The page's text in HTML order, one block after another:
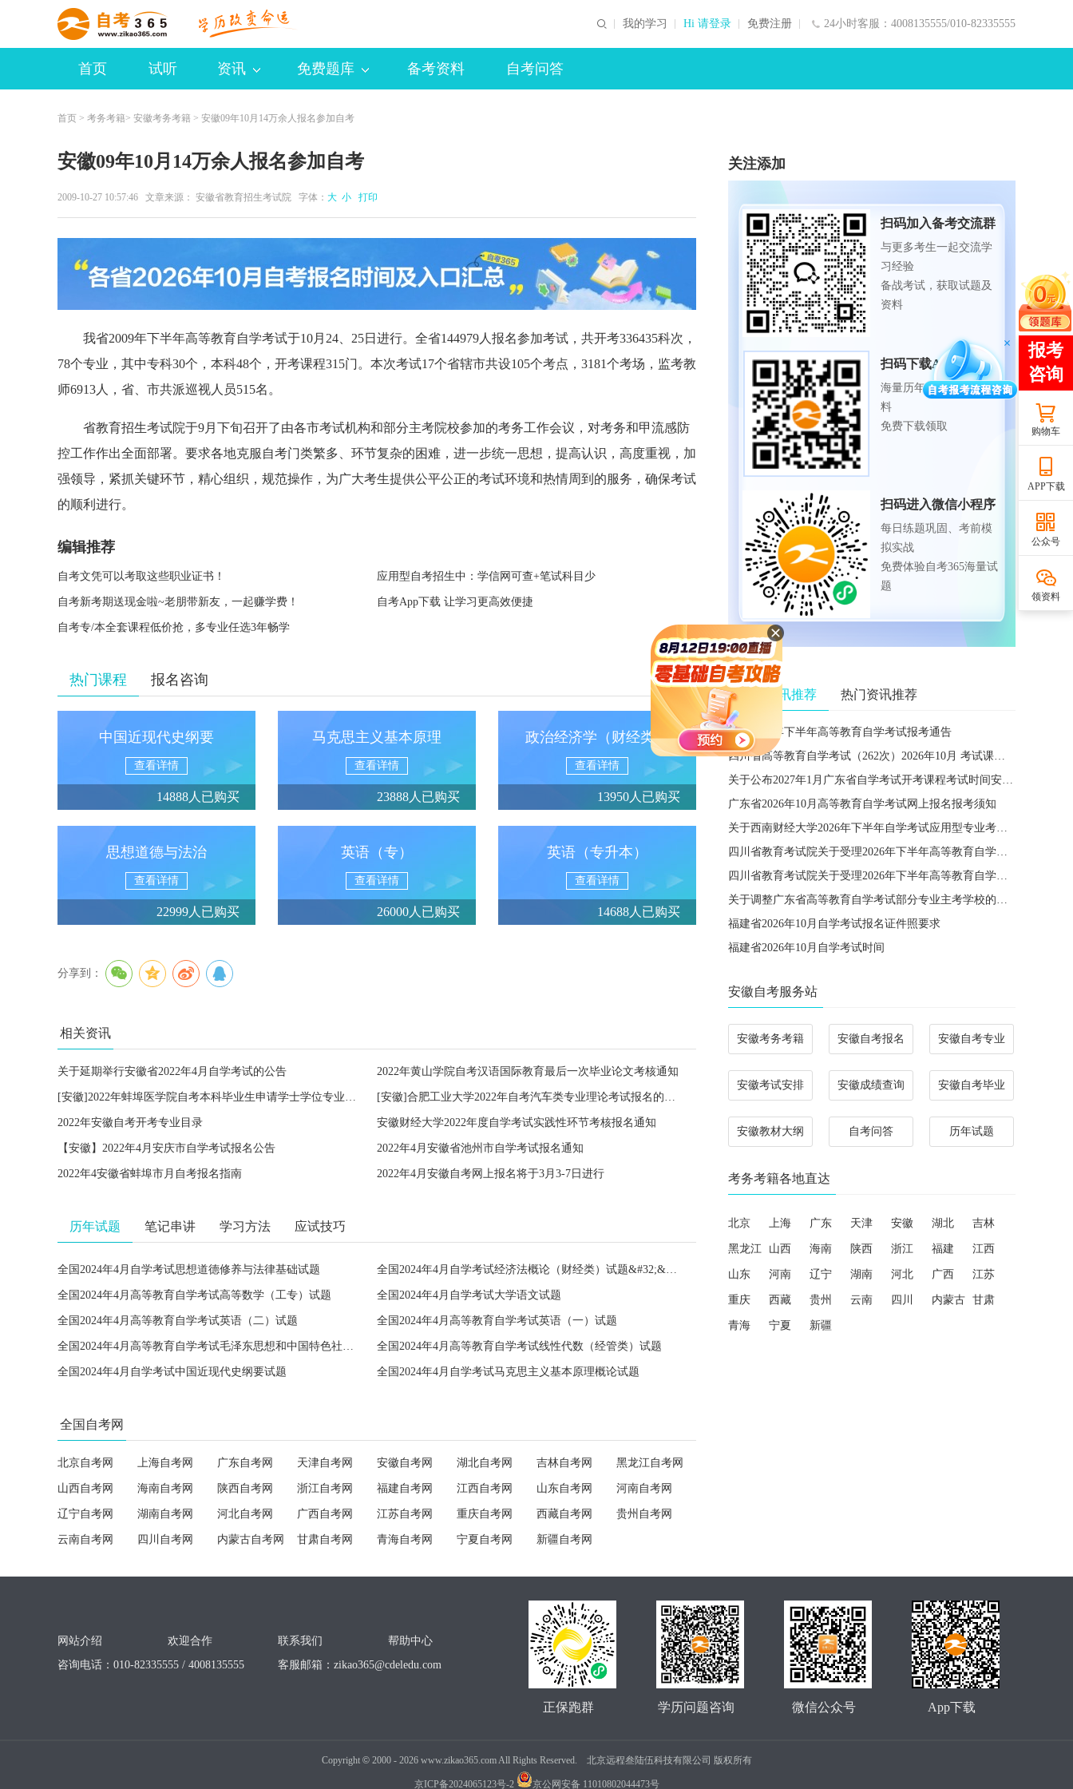
24小时客服：4008135555/010-82335555
我的学习 Hi 请登录 免费注册
首页 试听 资讯 免费题库 备考资料 自考问答
首页 > 考务考籍> 安徽考务考籍 > 安徽09年10月14万余人报名参加自考
安徽09年10月14万余人报名参加自考
2009-10-27 10:57:46 文章来源： 安徽省教育招生考试院 字体： 大 小 打印
我省2009年下半年高等教育自学考试于10月24、25日进行。全省144979人报名参加考试，共开考336435科次，
78个专业，其中专科30个，本科48个，开考课程315门。本次考试17个省辖市共设105个考点，3181个考场，监考教
师6913人，省、市共派巡视人员515名。
省教育招生考试院于9月下旬召开了由各市考试机构和部分主考院校参加的考务工作会议，对考务和甲流感防
控工作作出全面部署。要求各地克服自考门类繁多、环节复杂的困难，进一步统一思想，提高认识，高度重视，加
强领导，紧抓关键环节，精心组织，规范操作，为广大考生提供公平公正的考试环境和热情周到的服务，确保考试
的顺利进行。
编辑推荐
自考文凭可以考取这些职业证书！ 应用型自考招生中：学信网可查+笔试科目少
自考新考期送现金啦~老朋带新友，一起赚学费！ 自考App下载 让学习更高效便捷
自考专/本全套课程低价抢，多专业任选3年畅学
热门课程 报名咨询
中国近现代史纲要
查看详情
14888人已购买
马克思主义基本原理
查看详情
23888人已购买
政治经济学（财经类）
查看详情
13950人已购买
思想道德与法治
查看详情
22999人已购买
英语（专）
查看详情
26000人已购买
英语（专升本）
查看详情
14688人已购买
分享到：
相关资讯
关于延期举行安徽省2022年4月自学考试的公告 2022年黄山学院自考汉语国际教育最后一次毕业论文考核通知
[安徽]2022年蚌埠医学院自考本科毕业生申请学士学位专业课考试报名通知 [安徽]合肥工业大学2022年自考汽车类专业理论考试报名的通知
2022年安徽自考开考专业目录 安徽财经大学2022年度自学考试实践性环节考核报名通知
【安徽】2022年4月安庆市自学考试报名公告 2022年4月安徽省池州市自学考试报名通知
2022年4安徽省蚌埠市月自考报名指南 2022年4月安徽自考网上报名将于3月3-7日进行
历年试题 笔记串讲 学习方法 应试技巧
全国2024年4月自学考试思想道德修养与法律基础试题 全国2024年4月自学考试经济法概论（财经类）试题&#32;&#32;
全国2024年4月高等教育自学考试高等数学（工专）试题 全国2024年4月自学考试大学语文试题
全国2024年4月高等教育自学考试英语（二）试题 全国2024年4月高等教育自学考试英语（一）试题
全国2024年4月高等教育自学考试毛泽东思想和中国特色社会主义理论体系概论试题 全国2024年4月高等教育自学考试线性代数（经管类）试题
全国2024年4月自学考试中国近现代史纲要试题 全国2024年4月自学考试马克思主义基本原理概论试题
全国自考网
北京自考网 上海自考网 广东自考网 天津自考网 安徽自考网 湖北自考网 吉林自考网 黑龙江自考网
山西自考网 海南自考网 陕西自考网 浙江自考网 福建自考网 江西自考网 山东自考网 河南自考网
辽宁自考网 湖南自考网 河北自考网 广西自考网 江苏自考网 重庆自考网 西藏自考网 贵州自考网
云南自考网 四川自考网 内蒙古自考网 甘肃自考网 青海自考网 宁夏自考网 新疆自考网
关注添加
扫码加入备考交流群
与更多考生一起交流学
习经验
备战考试，获取试题及
资料
扫码下载APP
海量历年试题、备考资
料
免费下载领取
扫码进入微信小程序
每日练题巩固、考前模
拟实战
免费体验自考365海量试
题
相关资讯推荐 热门资讯推荐
宁夏2026年下半年高等教育自学考试报考通告
四川省高等教育自学考试（262次）2026年10月 考试课程简表
关于公布2027年1月广东省自学考试开考课程考试时间安排和使用教材的通知
广东省2026年10月高等教育自学考试网上报名报考须知
关于西南财经大学2026年下半年自学考试应用型专业考籍更改办理的通知
四川省教育考试院关于受理2026年下半年高等教育自学考试省际转考申请的通告
四川省教育考试院关于受理2026年下半年高等教育自学考试考籍更改申请的通告
关于调整广东省高等教育自学考试部分专业主考学校的通知
福建省2026年10月自学考试报名证件照要求
福建省2026年10月自学考试时间
安徽自考服务站
安徽考务考籍 安徽自考报名 安徽自考专业
安徽考试安排 安徽成绩查询 安徽自考毕业
安徽教材大纲 自考问答 历年试题
考务考籍各地直达
北京 上海 广东 天津 安徽 湖北 吉林
黑龙江 山西 海南 陕西 浙江 福建 江西
山东 河南 辽宁 湖南 河北 广西 江苏
重庆 西藏 贵州 云南 四川 内蒙古 甘肃
青海 宁夏 新疆
购物车
APP下载
公众号
领资料
网站介绍 欢迎合作 联系我们
帮助中心
咨询电话：010-82335555 / 4008135555
客服邮箱： zikao365@cdeledu.com
App下载
微信公众号
学历问题咨询
正保跑群
Copyright ©2000 - 2026www.zikao365.com All Rights Reserved. 北京远程叁陆伍科技有限公司 版权所有
京ICP备2024065123号-2 京公网安备 11010802044473号